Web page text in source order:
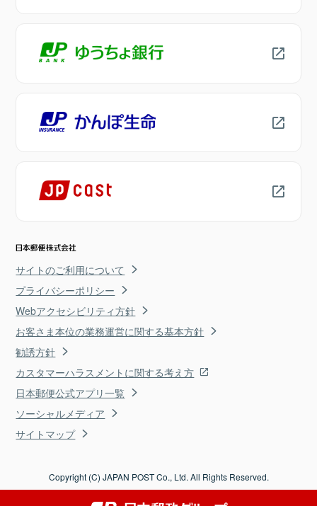
サイトのご利用について
プライバシーポリシー
Webアクセシビリティ方針
お客さま本位の業務運営に関する基本方針
勧誘方針
カスタマーハラスメントに関する考え方
日本郵便公式アプリ一覧
ソーシャルメディア
サイトマップ
Copyright (C) JAPAN POST Co., Ltd. All Rights Reserved.